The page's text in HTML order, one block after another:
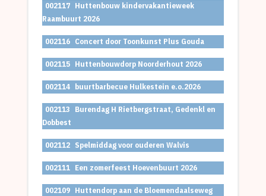
002117 Huttenbouw kindervakantieweek
Raambuurt 2026
002116 Concert door Toonkunst Plus Gouda
002115 Huttenbouwdorp Noorderhout 2026
002114 buurtbarbecue Hulkestein e.o.2026
002113 Burendag H Rietbergstraat, Gedenkl en
Dobbest
002112 Spelmiddag voor ouderen Walvis
002111 Een zomerfeest Hoevenbuurt 2026
002109 Huttendorp aan de Bloemendaalseweg